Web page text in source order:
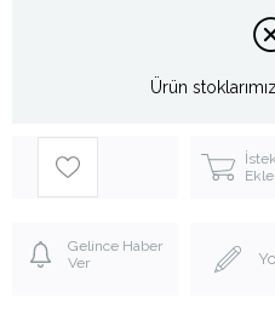
Ürün
Ekle
Gelince Haber
Ver